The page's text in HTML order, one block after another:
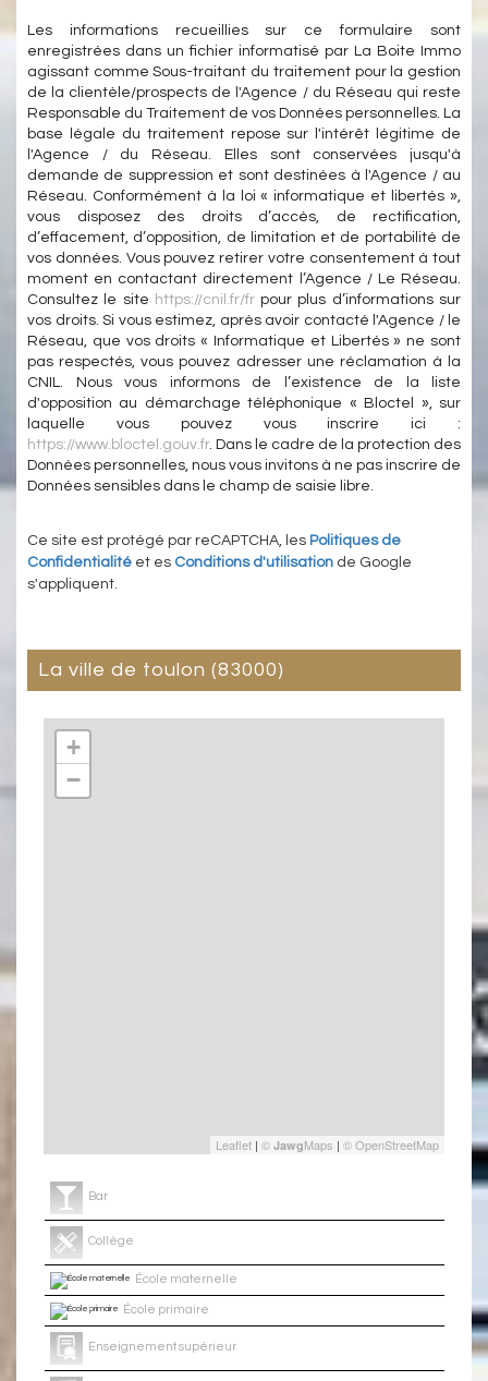
Les informations recueillies sur ce formulaire sont
enregistrées dans un fichier informatisé par La Boite Immo
agissant comme Sous-traitant du traitement pour la gestion
de la clientèle/prospects de l'Agence / du Réseau qui reste
Responsable du Traitement de vos Données personnelles. La
base légale du traitement repose sur l'intérêt légitime de
l'Agence / du Réseau. Elles sont conservées jusqu'à
demande de suppression et sont destinées à l'Agence / au
Réseau. Conformément à la loi « informatique et libertés »,
vous disposez des droits d’accès, de rectification,
d’effacement, d’opposition, de limitation et de portabilité de
vos données. Vous pouvez retirer votre consentement à tout
moment en contactant directement l’Agence / Le Réseau.
Consultez le site https://cnil.fr/frpour plus d’informations sur
vos droits. Si vous estimez, après avoir contacté l'Agence / le
Réseau, que vos droits « Informatique et Libertés » ne sont
pas respectés, vous pouvez adresser une réclamation à la
CNIL. Nous vous informons de l’existence de la liste
d'opposition au démarchage téléphonique « Bloctel », sur
laquelle vous pouvez vous inscrire ici :
https://www.bloctel.gouv.fr. Dans le cadre de la protection des
Données personnelles, nous vous invitons à ne pas inscrire de
Données sensibles dans le champ de saisie libre.
Ce site est protégé par reCAPTCHA, les Politiques de
Confidentialité et es Conditions d'utilisation de Google
s'appliquent.
la ville de toulon (83000)
+
−
Leaflet | © JawgMaps | © OpenStreetMap
Bar
Collège
École maternelle
École primaire
Enseignement supérieur